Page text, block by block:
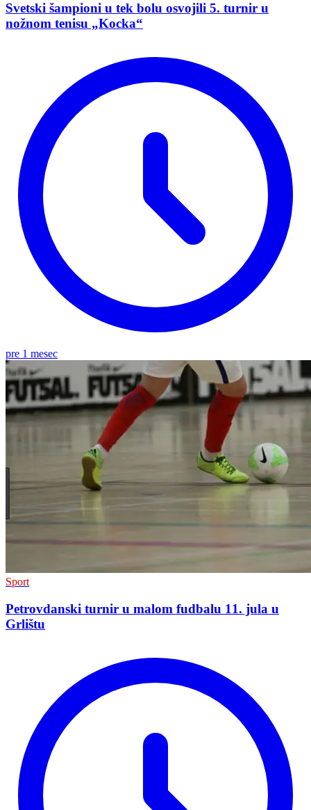
Svetski šampioni u tek bolu osvojili 5. turnir u
nožnom tenisu „Kocka“
pre 1 mesec
Sport
Petrovdanski turnir u malom fudbalu 11. jula u
Grlištu